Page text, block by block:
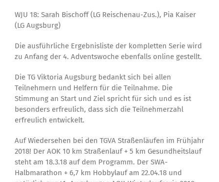
WJU 18: Sarah Bischoff (LG Reischenau-Zus.), Pia Kaiser
(LG Augsburg)
Die ausführliche Ergebnisliste der kompletten Serie wird
zu Anfang der 4. Adventswoche ebenfalls online gestellt.
Die TG Viktoria Augsburg bedankt sich bei allen
Teilnehmern und Helfern für die Teilnahme. Die
Stimmung an Start und Ziel spricht für sich und es ist
besonders erfreulich, dass sich die Teilnehmerzahl
erfreulich entwickelt.
Auf Wiedersehen bei den TGVA Straßenläufen im Frühjahr
2018! Der AOK 10 km Straßenlauf + 5 km Gesundheitslauf
steht am 18.3.18 auf dem Programm. Der SWA-
Halbmarathon + 6,7 km Hobbylauf am 22.04.18 und